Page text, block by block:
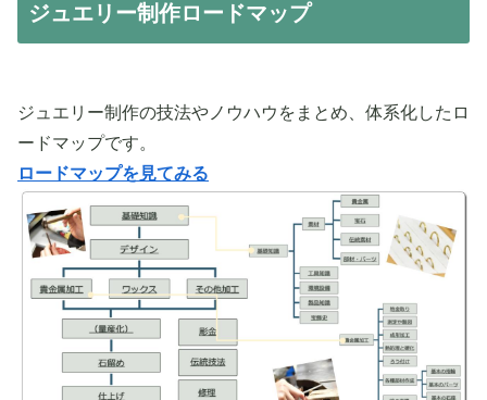
ジュエリー制作ロードマップ
ジュエリー制作の技法やノウハウをまとめ、体系化したロ
ードマップです。
ロードマップを見てみる